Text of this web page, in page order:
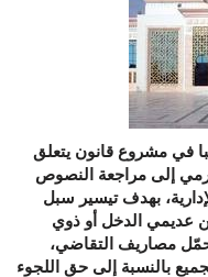
في مشروع قانون يتعلق
يرمي إلى مراجعة النصوص
بهدف تيسير سبل
عديمي الدخل أو ذوي
مصاريف التقاضي،
بالنسبة إلى حق اللجوء